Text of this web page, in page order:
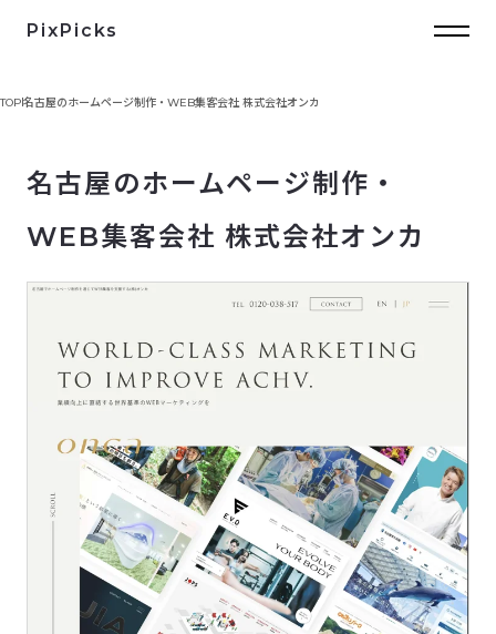
PixPicks
TOP名古屋のホームページ制作・WEB集客会社 株式会社オンカ
名古屋のホームページ制作・
WEB集客会社 株式会社オンカ